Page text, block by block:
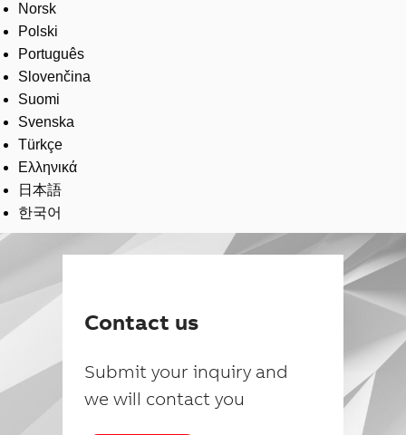
Norsk
Polski
Português
Slovenčina
Suomi
Svenska
Türkçe
Ελληνικά
日本語
한국어
Contact us
Submit your inquiry and
we will contact you